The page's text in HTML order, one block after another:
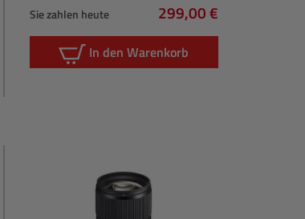
Sie zahlen heute
Regulärer Preis:
299,00 €
In den Warenkorb